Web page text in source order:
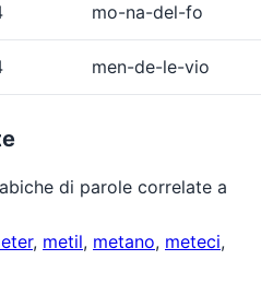
mo-na-del-fo
men-de-le-vio
di parole correlate a
, metil, metano, meteci,